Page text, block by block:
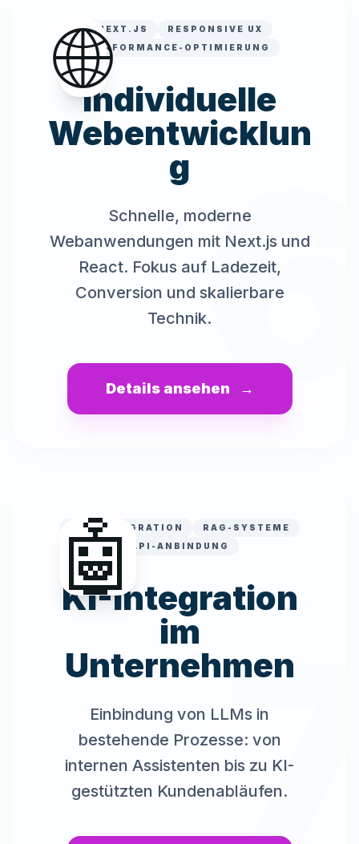
🌐NEXT.JS
RESPONSIVE UX
PERFORMANCE-OPTIMIERUNG
Individuelle
Webentwicklun
g
Schnelle, moderne
Webanwendungen mit Next.js und
React. Fokus auf Ladezeit,
Conversion und skalierbare
Technik.
Details ansehen →
🤖
LLM-INTEGRATION
RAG-SYSTEME
API-ANBINDUNG
KI-Integration
im
Unternehmen
Einbindung von LLMs in
bestehende Prozesse: von
internen Assistenten bis zu KI-
gestützten Kundenabläufen.